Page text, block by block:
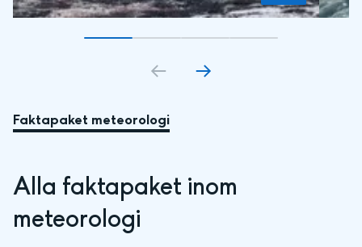
Gå till bildkort1
Gå till bildkort2
Gå till bildkort3
Gå till bildkort
Faktapaket meteorologi
Alla faktapaket inom
meteorologi